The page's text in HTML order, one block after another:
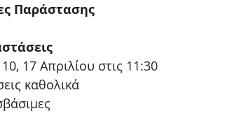
Παράστασης
17 Απριλίου στις 11:30
καθολικά